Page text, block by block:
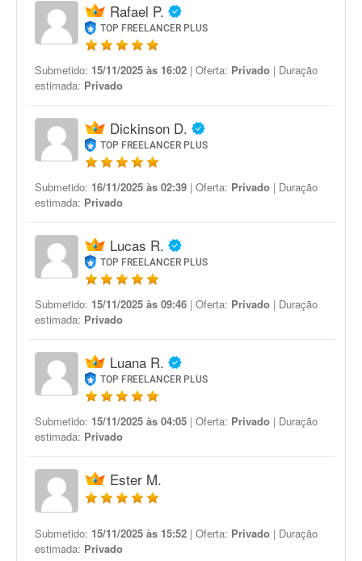
Rafael P.
TOP FREELANCER PLUS
Submetido: 15/11/2025 às 16:02 | Oferta: Privado | Duração
estimada: Privado
Dickinson D.
TOP FREELANCER PLUS
Submetido: 16/11/2025 às 02:39 | Oferta: Privado | Duração
estimada: Privado
Lucas R.
TOP FREELANCER PLUS
Submetido: 15/11/2025 às 09:46 | Oferta: Privado | Duração
estimada: Privado
Luana R.
TOP FREELANCER PLUS
Submetido: 15/11/2025 às 04:05 | Oferta: Privado | Duração
estimada: Privado
Ester M.
Submetido: 15/11/2025 às 15:52 | Oferta: Privado | Duração
estimada: Privado